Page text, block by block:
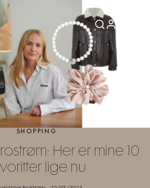
SHOPPING
Her er mine 10
lige nu